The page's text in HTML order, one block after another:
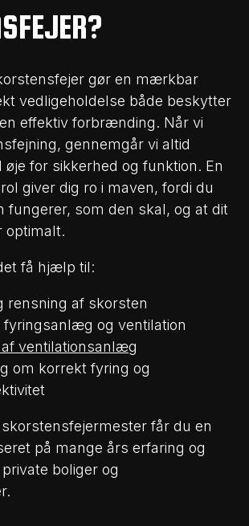
gør en mærkbar
vedligeholdelse både beskytter
effektiv forbrænding. Når vi
gennemgår vi altid
for sikkerhed og funktion. En
giver dig ro i maven, fordi du
fungerer, som den skal, og at dit
optimalt.
få hjælp til:
rensning af skorsten
fyringsanlæg og ventilation
af ventilationsanlæg
om korrekt fyring og
får du en
på mange års erfaring og
boliger og